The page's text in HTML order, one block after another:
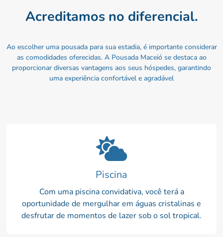
Acreditamos no diferencial.
Ao escolher uma pousada para sua estadia, é importante considerar
as comodidades oferecidas. A Pousada Maceió se destaca ao
proporcionar diversas vantagens aos seus hóspedes, garantindo
uma experiência confortável e agradável
Piscina
Com uma piscina convidativa, você terá a
oportunidade de mergulhar em águas cristalinas e
desfrutar de momentos de lazer sob o sol tropical.